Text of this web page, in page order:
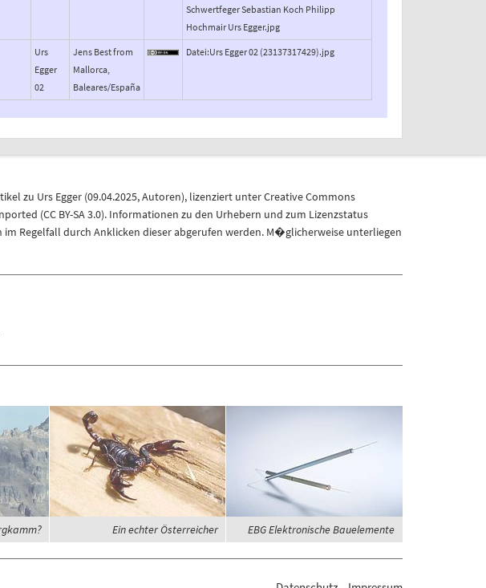
Schwertfeger Sebastian Koch Philipp
Hochmair Urs Egger.jpg
Urs
Egger
02
Jens Best from
Mallorca,
Baleares/España
Datei:Urs Egger 02 (23137317429).jpg
zu Urs Egger(09.04.2025,Autoren), lizenziert unterCreative Commons
(CC BY-SA 3.0). Informationen zu den Urhebern und zum Lizenzstatus
Regelfall durch Anklicken dieser abgerufen werden. M�glicherweise unterliegen
Ein echter Österreicher EBG Elektronische Bauelemente